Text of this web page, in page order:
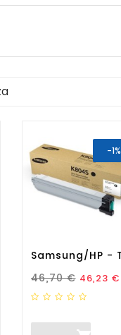
-1%
Prezzo Standard
46,70 € Prezzo
46,23 €